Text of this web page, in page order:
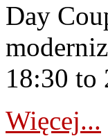
Day
18:30 to
Więcej...